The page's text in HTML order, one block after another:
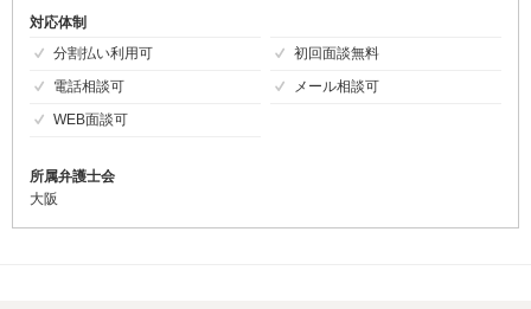
対応体制
分割払い利用可
初回面談無料
電話相談可
メール相談可
WEB面談可
所属弁護士会
大阪